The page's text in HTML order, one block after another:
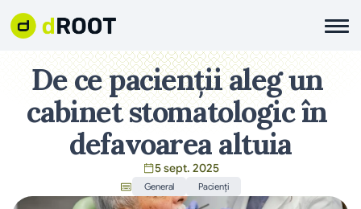
De ce pacienții aleg un
cabinet stomatologic în
defavoarea altuia
5 sept. 2025
General Pacienți